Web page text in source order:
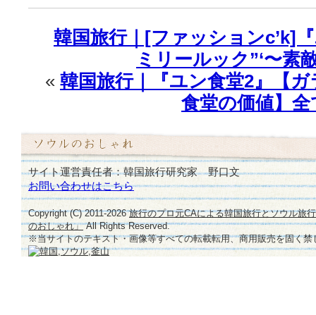
韓国旅行｜[ファッションc’k]
ミリールック”‘〜素
« 韓国旅行｜『ユン食堂2』【
食堂の価値】
サイト運営責任者：韓国旅行研究家 野口文
お問い合わせはこちら
Copyright (C) 2011-2026旅行のプロ元CAによる韓国旅行とソウル旅
のおしゃれ」All Rights Reserved.
※当サイトのテキスト・画像等すべての転載転用、商用販売を固く禁